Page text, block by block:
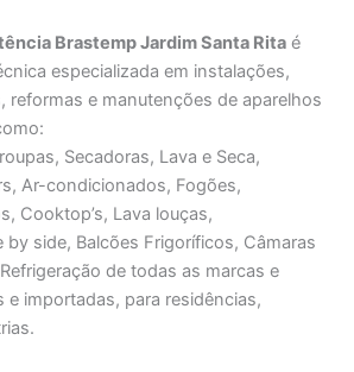
Brastemp Jardim Santa Rita é
especializada em instalações,
reformas e manutenções de aparelhos
Secadoras, Lava e Seca,
Ar-condicionados, Fogões,
Cooktop’s, Lava louças,
by side, Balcões Frigoríficos, Câmaras
de todas as marcas e
e importadas, para residências,